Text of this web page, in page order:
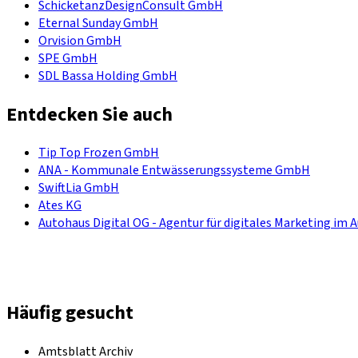
SchicketanzDesignConsult GmbH
Eternal Sunday GmbH
Orvision GmbH
SPE GmbH
SDL Bassa Holding GmbH
Entdecken Sie auch
Tip Top Frozen GmbH
ANA - Kommunale Entwässerungssysteme GmbH
SwiftLia GmbH
Ates KG
Autohaus Digital OG - Agentur für digitales Marketing im
Häufig gesucht
Amtsblatt Archiv